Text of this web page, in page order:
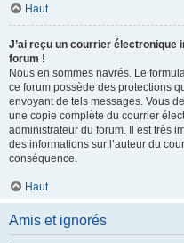
Haut
J’ai reçu un courrier électronique
forum !
Nous en sommes navrés. Le
ce forum possède des protections
envoyant de tels messages. Vous
une copie complète du courrier
administrateur du forum. Il est très
des informations sur l’auteur du
conséquence.
Haut
Amis et ignorés